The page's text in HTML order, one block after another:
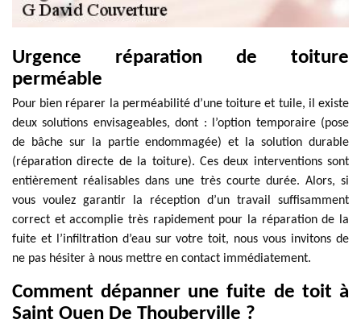
Urgence réparation de toiture
perméable
Pour bien réparer la perméabilité d’une toiture et tuile, il existe
deux solutions envisageables, dont : l’option temporaire (pose
de bâche sur la partie endommagée) et la solution durable
(réparation directe de la toiture). Ces deux interventions sont
entièrement réalisables dans une très courte durée. Alors, si
vous voulez garantir la réception d’un travail suffisamment
correct et accomplie très rapidement pour la réparation de la
fuite et l’infiltration d’eau sur votre toit, nous vous invitons de
ne pas hésiter à nous mettre en contact immédiatement.
Comment dépanner une fuite de toit à
Saint Ouen De Thouberville ?